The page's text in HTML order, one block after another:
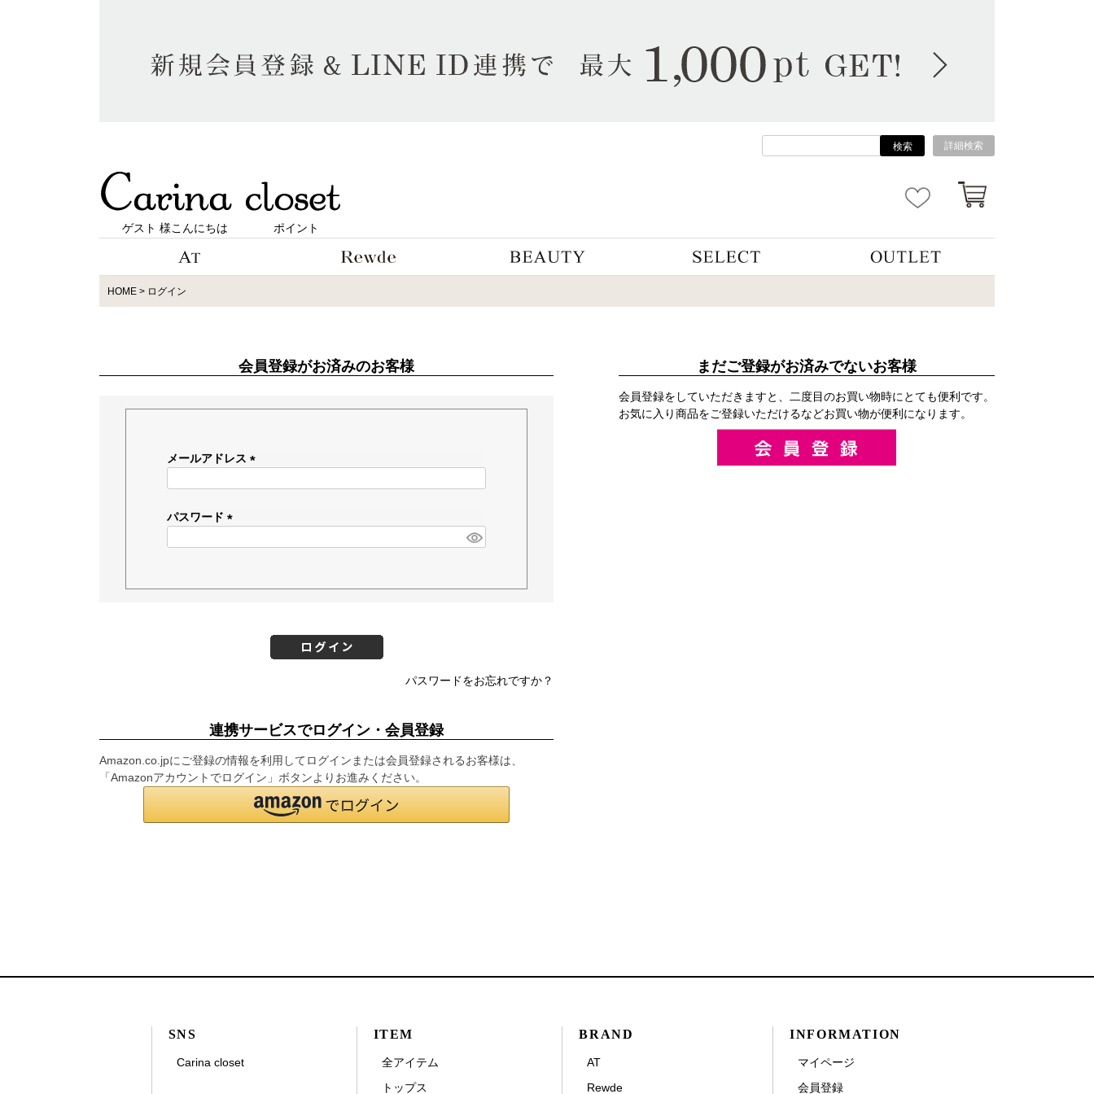
検索 詳細検索
ゲスト 様こんにちは ポイント
HOME ログイン
会員登録がお済みのお客様
メールアドレス
)
パスワード
)
パスワードをお忘れですか？
連携サービスでログイン・会員登録
Amazon.co.jpにご登録の情報を利用してログインまたは会員登録されるお客様は、
「Amazonアカウントでログイン」ボタンよりお進みください。
まだご登録がお済みでないお客様
会員登録をしていただきますと、二度目のお買い物時にとても便利です。
お気に入り商品をご登録いただけるなどお買い物が便利になります。
SNS
Carina closet
ITEM
全アイテム
トップス
BRAND
AT
Rewde
INFORMATION
マイページ
会員登録